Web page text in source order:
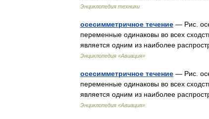
Энциклопедия техники
осесимметричное течение — Рис.
переменные одинаковы во всех
является одним из наиболее
Энциклопедия «Авиация»
осесимметричное течение — Рис.
переменные одинаковы во всех
является одним из наиболее
Энциклопедия «Авиация»